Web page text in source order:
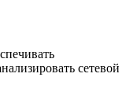
сетевой